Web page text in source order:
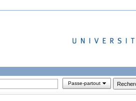
Passe-partout